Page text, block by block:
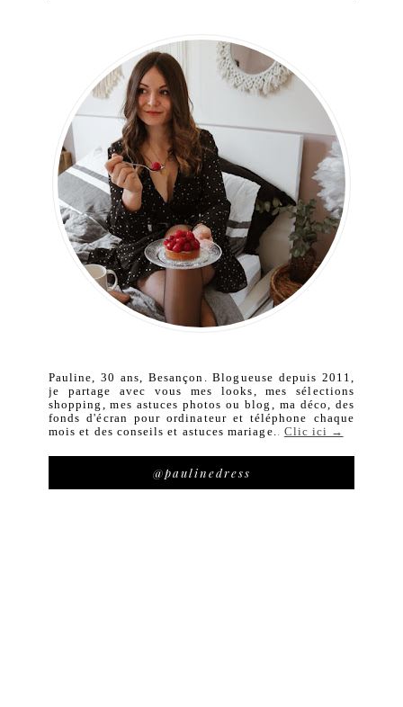
Pauline, 30 ans, Besançon. Blogueuse depuis 2011,
je partage avec vous mes looks, mes sélections
shopping, mes astuces photos ou blog, ma déco, des
fonds d'écran pour ordinateur et téléphone chaque
mois et des conseils et astuces mariage.. Clic ici →
@paulinedress